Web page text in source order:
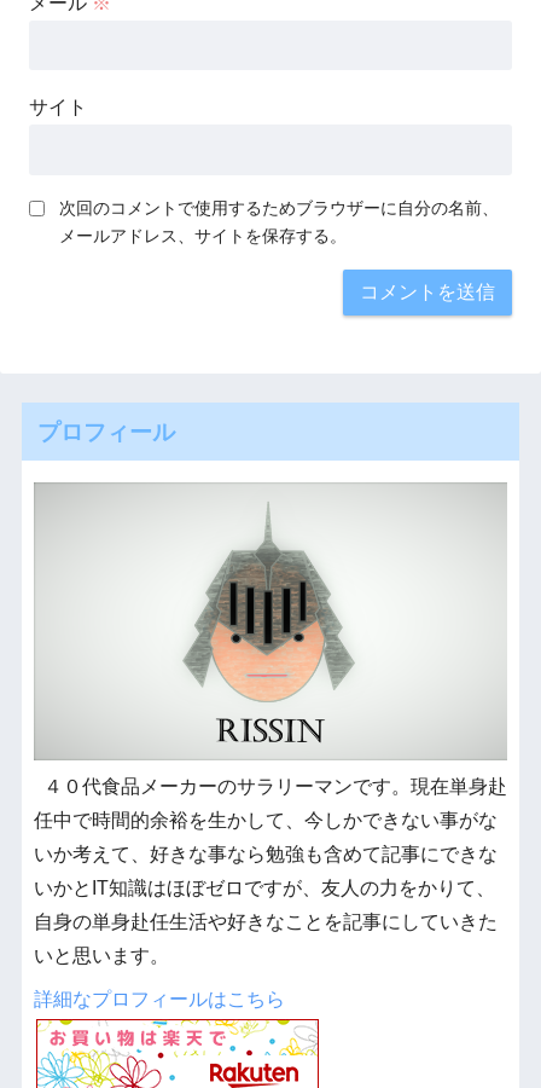
サイト
次回のコメントで使用するためブラウザーに自分の名前、
メールアドレス、サイトを保存する。
プロフィール
４０代食品メーカーのサラリーマンです。現在単身赴
任中で時間的余裕を生かして、今しかできない事がな
いか考えて、好きな事なら勉強も含めて記事にできな
いかとIT知識はほぼゼロですが、友人の力をかりて、
自身の単身赴任生活や好きなことを記事にしていきた
いと思います。
詳細なプロフィールはこちら